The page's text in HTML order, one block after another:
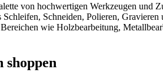
von hochwertigen Werkzeugen
Schleifen, Schneiden, Polieren,
wie Holzbearbeitung,
shoppen